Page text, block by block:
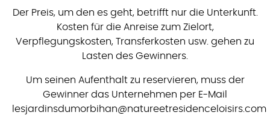
Der Preis, um den es geht, betrifft nur die Unterkunft.
Kosten für die Anreise zum Zielort,
Verpflegungskosten, Transferkosten usw. gehen zu
Lasten des Gewinners.
Um seinen Aufenthalt zu reservieren, muss der
Gewinner das Unternehmen per E-Mail
lesjardinsdumorbihan@natureetresidenceloisirs.com